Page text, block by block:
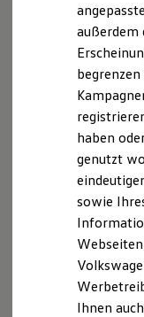
XTL-
Ersatzteile
Original
Elektrisch &
Elektro -
Reichweite
Förderung
usw.) können
Rollwiderstand
Witterungs- und
individuellen
Stromverbrauch,
Weitere
den offiziellen
Stromverbrauch
werden, der an
Deutsche
73760
außerdem
haben
genutzt
sowie
Ihnen